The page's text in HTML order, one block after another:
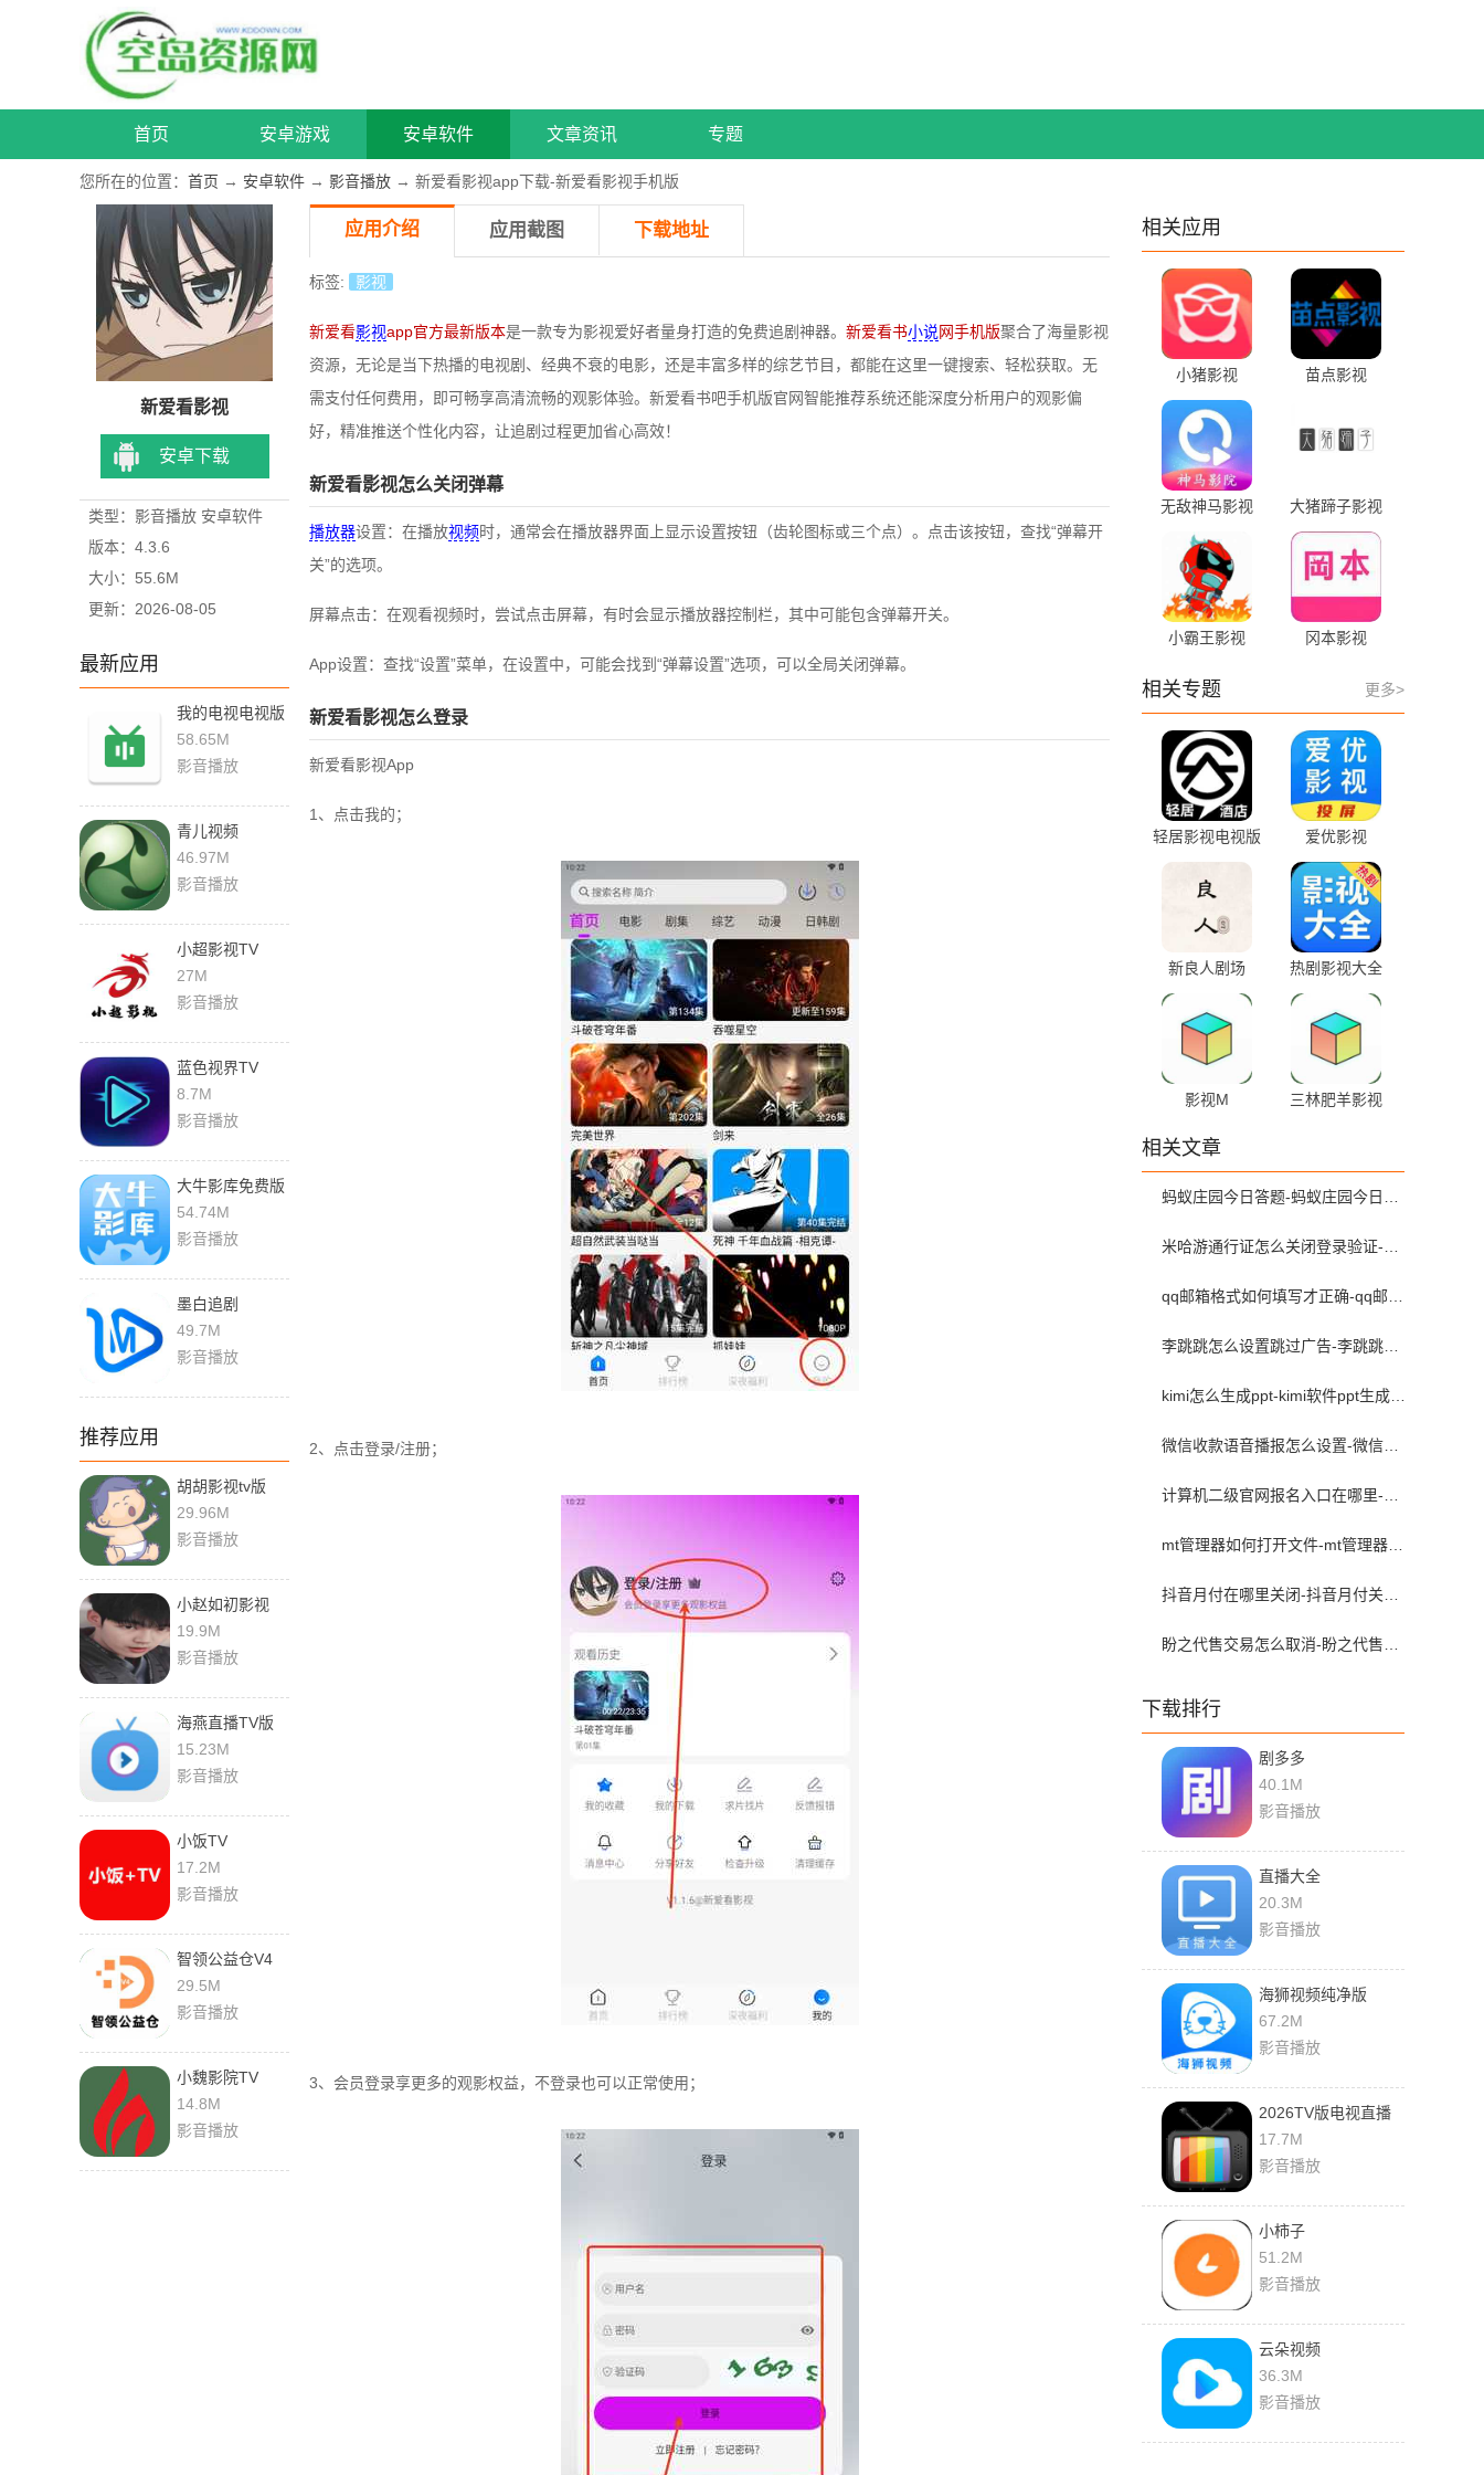
首页 安卓游戏 安卓软件 文章资讯 专题
您所在的位置： 首页 → 安卓软件 → 影音播放 → 新爱看影视app下载-新爱看影视手机版
新爱看影视
安卓下载
类型：影音播放 安卓软件
版本：4.3.6
大小：55.6M
更新：2026-08-05
最新应用
我的电视电视版
58.65M
影音播放
青儿视频
46.97M
影音播放
小超影视TV
27M
影音播放
蓝色视界TV
8.7M
影音播放
大牛影库免费版
54.74M
影音播放
墨白追剧
49.7M
影音播放
推荐应用
胡胡影视tv版
29.96M
影音播放
小赵如初影视
19.9M
影音播放
海燕直播TV版
15.23M
影音播放
小饭TV
17.2M
影音播放
智领公益仓V4
29.5M
影音播放
小魏影院TV
14.8M
影音播放
应用介绍 应用截图 下载地址
标签: 影视
新爱看影视app官方最新版本是一款专为影视爱好者量身打造的免费追剧神器。 新爱看书小说网手机版聚合了海量影视
资源，无论是当下热播的电视剧、经典不衰的电影，还是丰富多样的综艺节目，都能在这里一键搜索、轻松获取。无
需支付任何费用，即可畅享高清流畅的观影体验。新爱看书吧手机版官网智能推荐系统还能深度分析用户的观影偏
好，精准推送个性化内容，让追剧过程更加省心高效！
新爱看影视怎么关闭弹幕
播放器设置：在播放视频时，通常会在播放器界面上显示设置按钮（齿轮图标或三个点）。点击该按钮，查找“弹幕开
关”的选项。
屏幕点击：在观看视频时，尝试点击屏幕，有时会显示播放器控制栏，其中可能包含弹幕开关。
App设置：查找“设置”菜单，在设置中，可能会找到“弹幕设置”选项，可以全局关闭弹幕。
新爱看影视怎么登录
新爱看影视App
1、点击我的；
2、点击登录/注册；
3、会员登录享更多的观影权益，不登录也可以正常使用；
相关应用
小猪影视 苗点影视
无敌神马影视 大猪蹄子影视
小霸王影视 冈本影视
更多>
相关专题
轻居影视电视版 爱优影视
新良人剧场 热剧影视大全
影视M 三林肥羊影视
相关文章
下载排行
剧多多
40.1M
影音播放
直播大全
20.3M
影音播放
海狮视频纯净版
67.2M
影音播放
2026TV版电视直播
软件
17.7M
影音播放
小柿子
51.2M
影音播放
云朵视频
36.3M
影音播放